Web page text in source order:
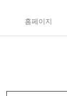
홈페이지